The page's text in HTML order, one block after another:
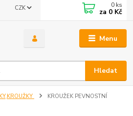
Menu
CZK
Hledat
0 ks
za 0 Kč
KROUŽEK PEVNOSTNÍ